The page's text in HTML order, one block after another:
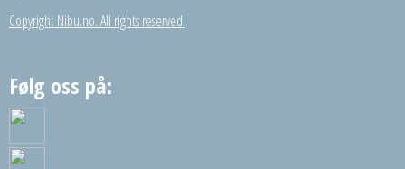
Copyright Nibu.no. All rights reserved.
Følg oss på: